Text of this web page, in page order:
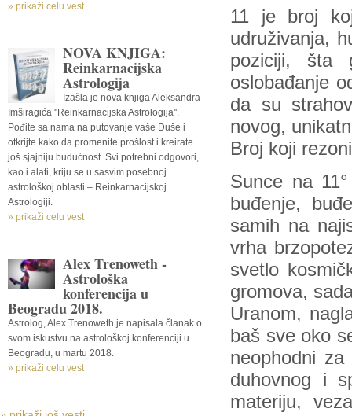
» prikaži celu vest
NOVA KNJIGA:
Reinkarnacijska
Astrologija
Izašla je nova knjiga Aleksandra
Imširagića ''Reinkarnacijska Astrologija''.
Pođite sa nama na putovanje vaše Duše i
otkrijte kako da promenite prošlost i kreirate
još sjajniju budućnost. Svi potrebni odgovori,
kao i alati, kriju se u sasvim posebnoj
astrološkoj oblasti – Reinkarnacijskoj
Astrologiji.
» prikaži celu vest
Alex Trenoweth -
Astrološka
konferencija u
Beogradu 2018.
Astrolog, Alex Trenoweth je napisala članak o
svom iskustvu na astrološkoj konferenciji u
Beogradu, u martu 2018.
» prikaži celu vest
11 je broj
udruživanja,
poziciji, šta
oslobađanje
da su
novog,
Broj koji
Sunce na
buđenje,
samih na
vrha
svetlo
gromova,
Uranom,
baš sve oko
neophodni
duhovnog i
materiju,